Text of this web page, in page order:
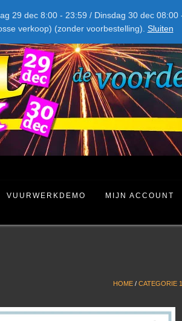
29 dec 8:00 - 23:59 / Dinsdag 30 dec
verkoop) (zonder voorbestelling). Sluiten
VUURWERKDEMO MIJN ACCOUNT
HOME / CATEGORIE